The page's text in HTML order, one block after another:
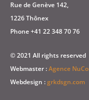
Rue de Genève 142,
1226 Thônex
Phone +41 22 348 70 76
© 2021 All rights reserved
Webmaster :Agence
Webdesign :grkdsgn.com